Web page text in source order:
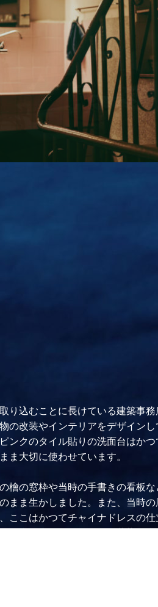
り込むことに長けている建築事
の改装やインテリアをデザイン
ンクのタイル貼りの洗面台はか
ま大切に使わせています。
檜の窓枠や当時の手書きの看板
まま生かしました。また、当時
ここはかつてチャイナドレスの